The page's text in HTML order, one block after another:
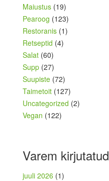
Maiustus (19)
Pearoog (123)
Restoranis (1)
Retseptid (4)
Salat (60)
Supp (27)
Suupiste (72)
Taimetoit (127)
Uncategorized (2)
Vegan (122)
Varem kirjutatud
juuli 2026 (1)